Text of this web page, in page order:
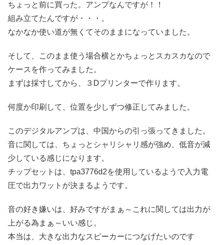
ちょっと前に買った。アンプなんですが！！
組み立てたんですが・・・。
なかなか使い道が無くてそのままになっていました。
そして、このまま使う場合横とかちょっとスカスカなので
ケースを作ってみました。
まずは採寸してから、３Dプリンターで作ります。
何度か印刷して、位置を少しずつ修正してみました。
このデジタルアンプは、中国からの引っ張ってきました。
音に関しては、ちょっとシャリシャリ感が強め、低音が減
少している感じになります。
チップセットは、tpa3776d2を使用しているようで入力電
圧で出力ワットが決まるようです。
音の好き嫌いは、好みですがまぁ～これに関しては出力が
上がる為まぁ～いい感じ。
本当は、大きな出力なスピーカーにつなげたいのです